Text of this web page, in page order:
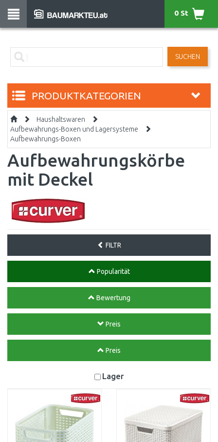
SUCHEN
0 St
PRODUKTKATEGORIEN
Haushaltswaren
Aufbewahrungs-Boxen und Lagersysteme
Aufbewahrungs-Boxen
Aufbewahrungskörbe
mit Deckel
FILTR
Popularität
Bewertung
Preis
Preis
Lager